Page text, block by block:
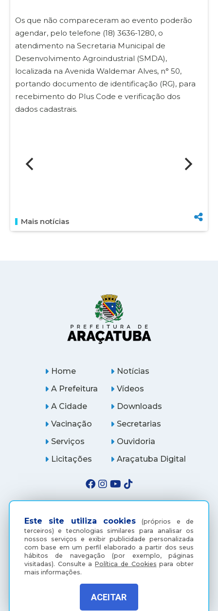
Os que não compareceram ao evento poderão
agendar, pelo telefone (18) 3636-1280, o
atendimento na Secretaria Municipal de
Desenvolvimento Agroindustrial (SMDA),
localizada na Avenida Waldemar Alves, n° 50,
portando documento de identificação (RG), para
recebimento do Plus Code e verificação dos
dados cadastrais.
Mais notícias
Este site utiliza cookies (próprios e de
terceiros) e tecnologias similares para analisar os
nossos serviços e exibir publicidade personalizada
com base em um perfil elaborado a partir dos seus
hábitos de navegação (por exemplo, páginas
visitadas). Consulte aPolítica de Cookies para obter
mais informações.
ACEITAR
Home
A Prefeitura
A Cidade
Notícias
Vídeos
Downloads
Vacinação
Serviços
Licitações
Secretarias
Ouvidoria
Araçatuba Digital
(18) 3607-6500